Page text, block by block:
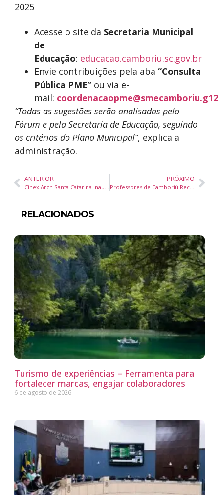
2025
Acesse o site da Secretaria Municipal
de
Educação: educacao.camboriu.sc.gov.br
Envie contribuições pela aba “Consulta
Pública PME” ou via e-
mail:
“Todas as sugestões serão analisadas pelo
Fórum e pela Secretaria de Educação, seguindo
os critérios do Plano Municipal”, explica a
administração.
ANTERIOR
Cinex Arch Santa Catarina Inaugura Unidade em Balneário Camboriú com Soluções Inovadoras em Portas e Esquadrias
PRÓXIMO
Professores de Camboriú Recebem Certificação em Programa de Leitura e Escrita para Educação Infantil
RELACIONADOS
Turismo de experiências – Ferramenta para
fortalecer marcas, engajar colaboradores
6 de agosto de 2026